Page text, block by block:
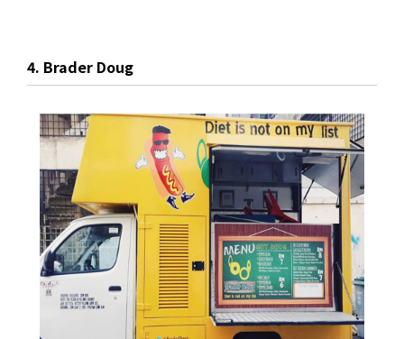
4. Brader Doug